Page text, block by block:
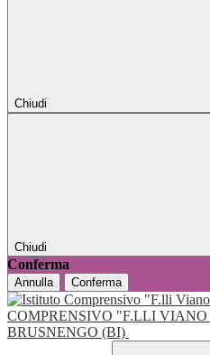
Chiudi
Chiudi
Conferma
Annulla Conferma
COMPRENSIVO "F.LLI
BRUSNENGO (BI)